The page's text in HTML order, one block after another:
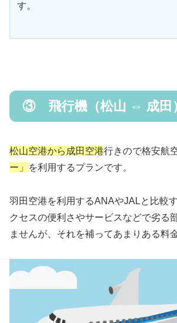
す。
③ 飛行機（松山 ⇔ 成田
松山空港から成田空港行きので格安航
ー」
を利用するプランです。
羽田空港を利用するANAやJALと比較
クセスの便利さやサービスなどで劣る
ませんが、それを補ってあまりある料